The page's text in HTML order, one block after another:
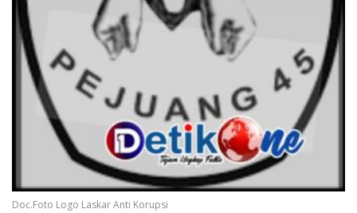
Doc.Foto Logo Laskar Anti Korupsi